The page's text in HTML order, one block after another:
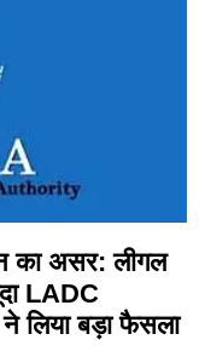
का असर: लीगल
LADC
लिया बड़ा फैसला